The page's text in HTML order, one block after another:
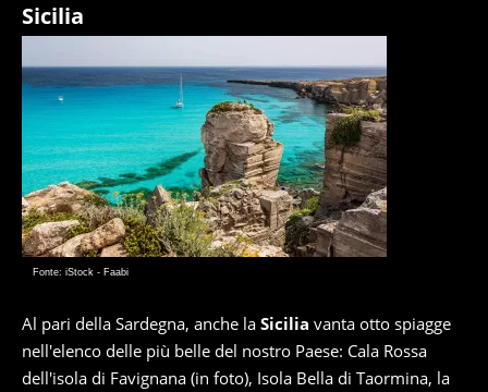
Sicilia
Fonte: iStock - Faabi
Al pari della Sardegna, anche la Sicilia vanta otto spiagge
nell'elenco delle più belle del nostro Paese: Cala Rossa
dell'isola di Favignana (in foto), Isola Bella di Taormina, la